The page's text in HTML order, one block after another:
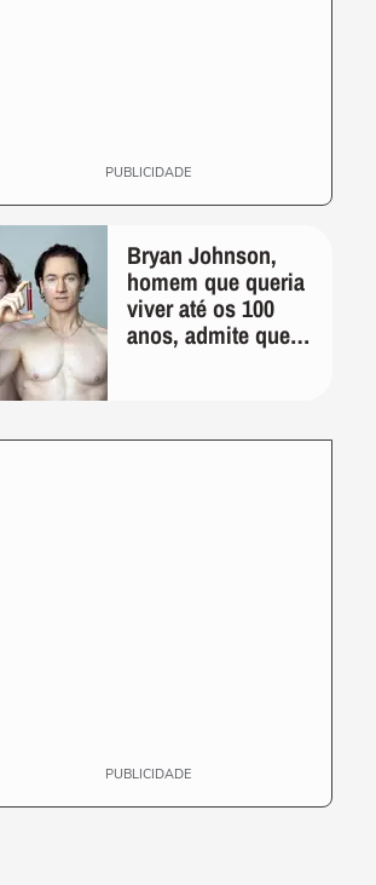
PUBLICIDADE
Bryan Johnson,
homem que queria
viver até os 100
anos, admite que
PUBLICIDADE